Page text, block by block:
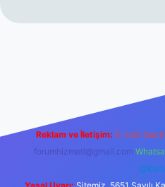
Reklam ve İletişim: E-mail:
forumhizmeti@gmail.com